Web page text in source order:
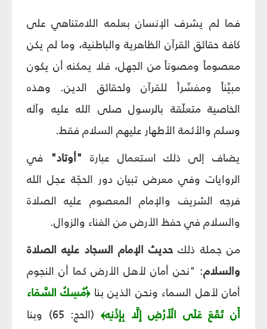
فما لم يشرف الإنسان بعلمه اللامتناهي على
كافة حقائق القرآن الظاهرية والباطنية، وما لم يكن
معصوماً ومصوناً من الجهل، فلا يمكنه أن يكون
مبيِّناً ومفسِّراً للقرآن ولحقائق الدين. وهذه
الخاصية متعلّقة بالرسول صلى الله عليه وآله
وسلم والأئمة الأطهار عليهم السلام فقط.
يضاف إلى ذلك استعمال عبارة "أوتاد" في
الروايات وفي معرض تبيان دور الحجّة عجل الله
فرجه الشريف والإمام المعصوم عليه الصلاة
والسلام في حفظ الأرض من الفناء والزوال.
من جملة ذلكحديث الإمام السجاد عليه الصلاة
والسلام: "نحن أمان لأهل الأرض كما أن النجوم
أمان لأهل السماء ونحن الذين بنا﴿ُمْسِكُ السَّمَاء
أَن تَقَعَ عَلَى الْأَرْضِ إِلَّا بِإِذْنِه﴾
(الحج: 65) وبنا